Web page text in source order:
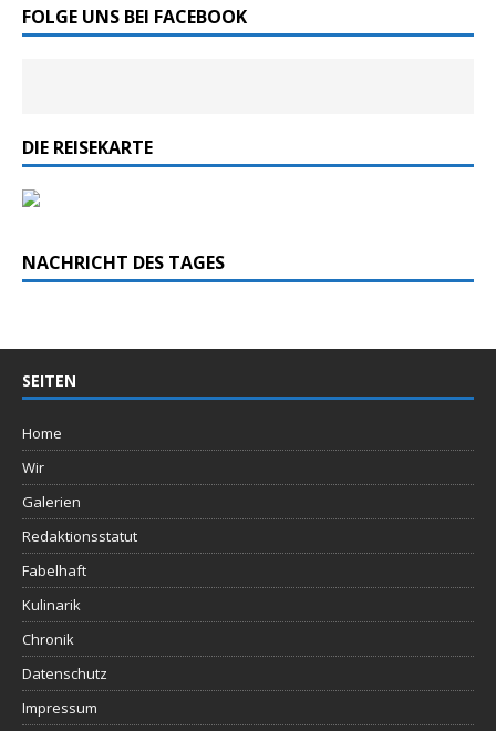
FOLGE UNS BEI FACEBOOK
DIE REISEKARTE
NACHRICHT DES TAGES
SEITEN
Home
Wir
Galerien
Redaktionsstatut
Fabelhaft
Kulinarik
Chronik
Datenschutz
Impressum